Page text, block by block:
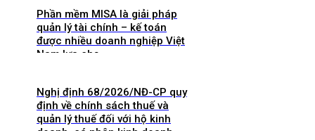
Phần mềm MISA là giải pháp
quản lý tài chính – kế toán
được nhiều doanh nghiệp Việt
Nam lựa chọ
Nghị định 68/2026/NĐ-CP quy
định về chính sách thuế và
quản lý thuế đối với hộ kinh
doanh, cá nhân kinh doanh